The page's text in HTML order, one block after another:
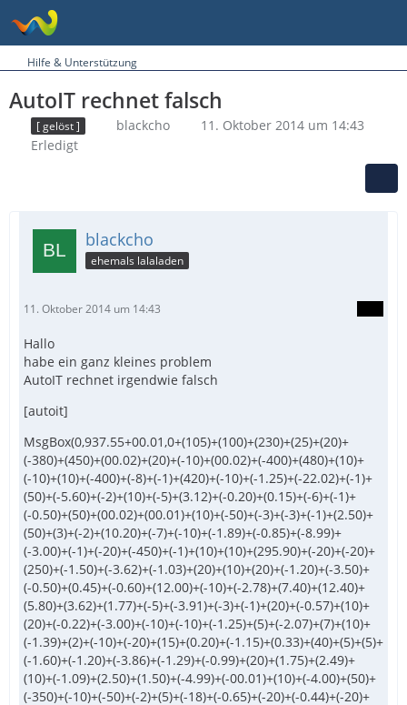
Hilfe & Unterstützung
AutoIT rechnet falsch
[ gelöst ] blackcho
11. Oktober 2014 um 14:43
Erledigt
blackcho
ehemals lalaladen
11. Oktober 2014 um 14:43
Hallo
habe ein ganz kleines problem
AutoIT rechnet irgendwie falsch
[autoit]
MsgBox(0,937.55+00.01,0+(105)+(100)+(230)+(25)+(20)+
(-380)+(450)+(00.02)+(20)+(-10)+(00.02)+(-400)+(480)+(10)+
(-10)+(10)+(-400)+(-8)+(-1)+(420)+(-10)+(-1.25)+(-22.02)+(-1)+
(50)+(-5.60)+(-2)+(10)+(-5)+(3.12)+(-0.20)+(0.15)+(-6)+(-1)+
(-0.50)+(50)+(00.02)+(00.01)+(10)+(-50)+(-3)+(-3)+(-1)+(2.50)+
(50)+(3)+(-2)+(10.20)+(-7)+(-10)+(-1.89)+(-0.85)+(-8.99)+
(-3.00)+(-1)+(-20)+(-450)+(-1)+(10)+(10)+(295.90)+(-20)+(-20)+
(250)+(-1.50)+(-3.62)+(-1.03)+(20)+(10)+(20)+(-1.20)+(-3.50)+
(-0.50)+(0.45)+(-0.60)+(12.00)+(-10)+(-2.78)+(7.40)+(12.40)+
(5.80)+(3.62)+(1.77)+(-5)+(-3.91)+(-3)+(-1)+(20)+(-0.57)+(10)+
(20)+(-0.22)+(-3.00)+(-10)+(-10)+(-1.25)+(5)+(-2.07)+(7)+(10)+
(-1.39)+(2)+(-10)+(-20)+(15)+(0.20)+(-1.15)+(0.33)+(40)+(5)+(5)+
(-1.60)+(-1.20)+(-3.86)+(-1.29)+(-0.99)+(20)+(1.75)+(2.49)+
(10)+(-1.09)+(2.50)+(1.50)+(-4.99)+(-00.01)+(10)+(-4.00)+(50)+
(-350)+(-10)+(-50)+(-2)+(5)+(-18)+(-0.65)+(-20)+(-0.44)+(-20)+